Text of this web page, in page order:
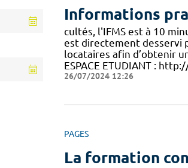
Informations
cultés, l'IFMS est à 10
est directement desservi
locataires afin d’obtenir
ESPACE ETUDIANT :
26/07/2024 12:26
PAGES
La formation